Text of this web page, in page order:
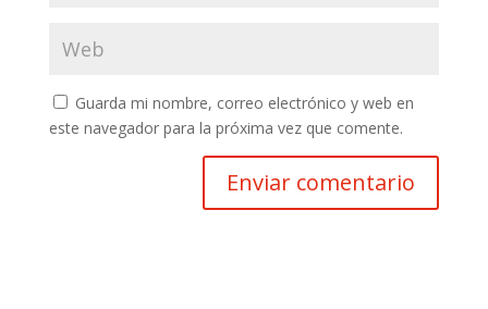
Guarda mi nombre, correo electrónico y web en
este navegador para la próxima vez que comente.